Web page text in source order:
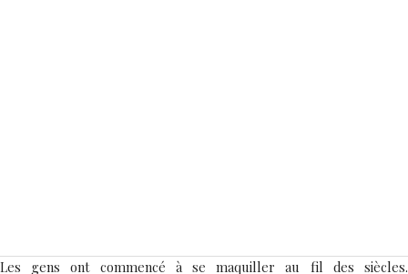
Les gens ont commencé à se maquiller au fil des siècles.